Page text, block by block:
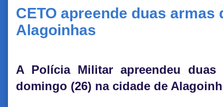
CETO apreende duas
Alagoinhas
A Polícia Militar apreendeu
domingo (26) na cidade de